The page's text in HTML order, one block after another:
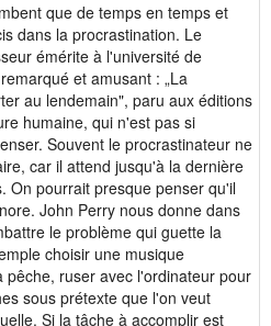
que de temps en temps et
dans la procrastination. Le
émérite à l'université de
et amusant : „La
au lendemain", paru aux éditions
humaine, qui n'est pas si
Souvent le procrastinateur ne
car il attend jusqu'à la dernière
On pourrait presque penser qu'il
John Perry nous donne dans
le problème qui guette la
choisir une musique
ruser avec l'ordinateur pour
sous prétexte que l'on veut
Si la tâche à accomplir est